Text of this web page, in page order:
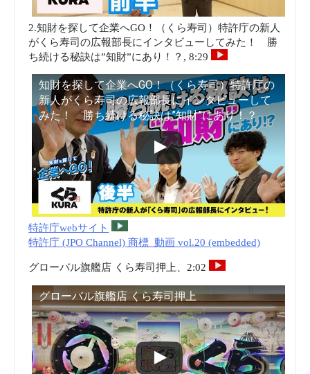
2.知財を探して企業へGO！（くら寿司）特許庁の新人
がくら寿司の広報部長にインタビューしてみた！ 勝
ち続ける秘訣は”知財”にあり！？, 8:29
知財を探して企業へGO！（くら寿司）特許庁の
新人がくら寿司の広報部長にインタビューして
みた！ 勝ち続ける秘訣は”知財”にあり！？
特許庁webサイト
特許庁 (JPO Channel) 商標_動画 vol.20 (embedded)
グローバル旗艦店 くら寿司押上、2:02
グローバル旗艦店 くら寿司押上